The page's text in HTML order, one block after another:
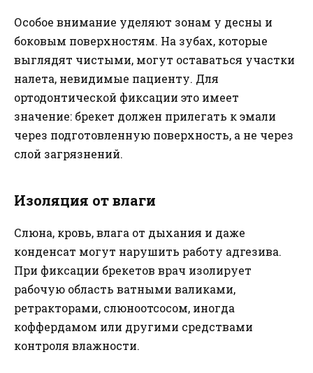
Особое внимание уделяют зонам у десны и
боковым поверхностям. На зубах, которые
выглядят чистыми, могут оставаться участки
налета, невидимые пациенту. Для
ортодонтической фиксации это имеет
значение: брекет должен прилегать к эмали
через подготовленную поверхность, а не через
слой загрязнений.
Изоляция от влаги
Слюна, кровь, влага от дыхания и даже
конденсат могут нарушить работу адгезива.
При фиксации брекетов врач изолирует
рабочую область ватными валиками,
ретракторами, слюноотсосом, иногда
коффердамом или другими средствами
контроля влажности.